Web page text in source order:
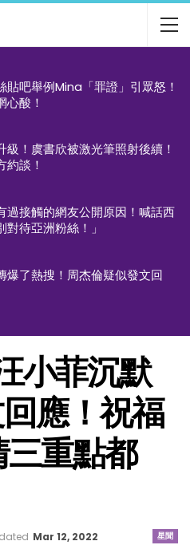
貼吧舉例Mina「罪證」引眾怒！
心酸！
級！虞書欣被激光筆照射後續！
約談！
過接觸的網友公開原因！喊話西
待亞洲粉絲！」
爆了熱搜！周杰倫疑似發文回
小菲沉默
應！祝福
重點都
星聞
Mar 12, 2022